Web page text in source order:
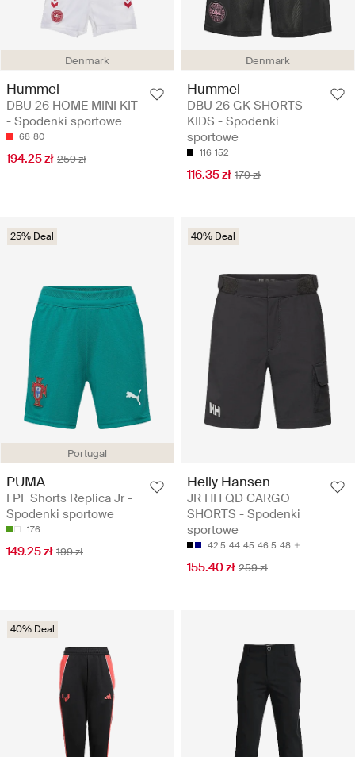
Denmark
Hummel
DBU 26 HOME MINI KIT
- Spodenki sportowe
68 80
194.25 zł 259 zł
Denmark
Hummel
DBU 26 GK SHORTS
KIDS - Spodenki
sportowe
116 152
116.35 zł 179 zł
Portugal
25% Deal
PUMA
FPF Shorts Replica Jr -
Spodenki sportowe
176
149.25 zł 199 zł
40% Deal
Helly Hansen
JR HH QD CARGO
SHORTS - Spodenki
sportowe
42.5 44 45 46.5 48
155.40 zł 259 zł
40% Deal